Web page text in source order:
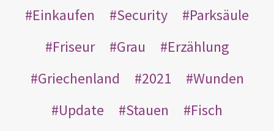
Einkaufen Security
Parksäule
Friseur
Grau
Erzählung
Griechenland
2021
Wunden
Update
Stauen
Fisch